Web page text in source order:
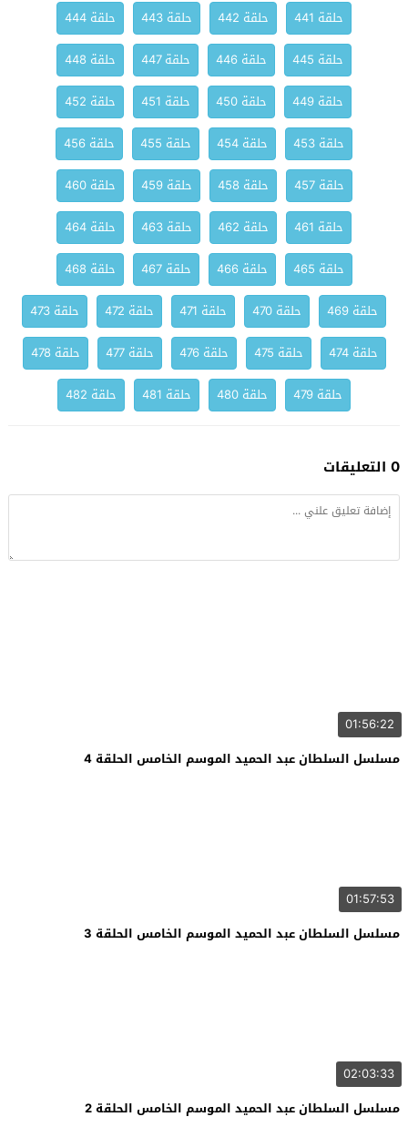
حلقة 441 حلقة 442 حلقة 443
حلقة 444
حلقة 445
حلقة 446 حلقة 447
حلقة 448
حلقة 449
حلقة 450 حلقة 451
حلقة 452
حلقة 453
حلقة 454 حلقة 455
حلقة 456
حلقة 457
حلقة 458 حلقة 459
حلقة 460
حلقة 461
حلقة 462 حلقة 463
حلقة 464
حلقة 465
حلقة 466 حلقة 467
حلقة 468
حلقة 469
حلقة 470 حلقة 471 حلقة 472
حلقة 473
حلقة 474
حلقة 475 حلقة 476 حلقة 477
حلقة 478
حلقة 479
حلقة 480 حلقة 481 حلقة 482
0 التعليقات
01:56:22
مسلسل السلطان عبد الحميد الموسم الخامس الحلقة 4
01:57:53
مسلسل السلطان عبد الحميد الموسم الخامس الحلقة 3
02:03:33
مسلسل السلطان عبد الحميد الموسم الخامس الحلقة 2